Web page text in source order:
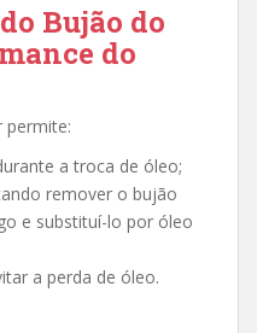
Bujão do
do
permite:
a troca de óleo;
remover o bujão
e substituí-lo por óleo
a perda de óleo.